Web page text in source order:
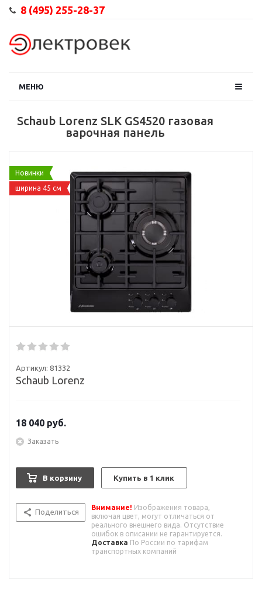
8 (495) 255-28-37
МЕНЮ
Schaub Lorenz SLK GS4520 газовая
варочная панель
Новинки
ширина 45 см
Артикул: 81332
Schaub Lorenz
18 040 руб.
Заказать
В корзину Купить в 1 клик
Поделиться
Внимание! Изображения товара,
включая цвет, могут отличаться от
реального внешнего вида. Отсутствие
ошибок в описании не гарантируется.
Доставка По России по тарифам
транспортных компаний